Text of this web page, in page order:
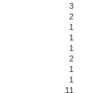
3
2
1
1
1
2
1
1
11